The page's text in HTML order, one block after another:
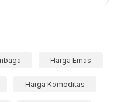
Harga Emas
Harga Komoditas